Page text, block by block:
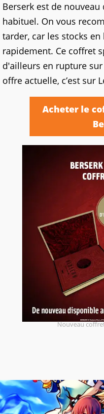
Berserk est de
habituel. On vous
tarder, car les stocks
rapidement. Ce coffret
d'ailleurs en rupture sur
offre actuelle, c’est sur
Acheter le
Nouveau